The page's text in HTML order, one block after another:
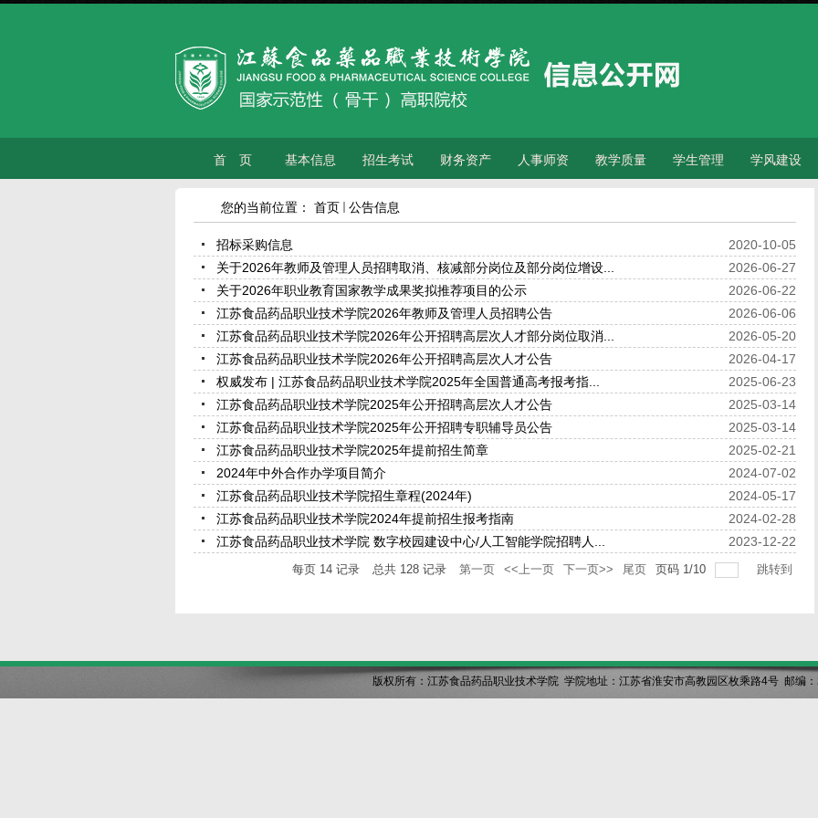
首 页 基本信息 招生考试 财务资产 人事师资 教学质量 学生管理 学风建设
您的当前位置： 首页 公告信息
招标采购信息
2020-10-05
关于2026年教师及管理人员招聘取消、核减部分岗位及部分岗位增设...
2026-06-27
关于2026年职业教育国家教学成果奖拟推荐项目的公示
2026-06-22
江苏食品药品职业技术学院2026年教师及管理人员招聘公告
2026-06-06
江苏食品药品职业技术学院2026年公开招聘高层次人才部分岗位取消...
2026-05-20
江苏食品药品职业技术学院2026年公开招聘高层次人才公告
2026-04-17
权威发布 | 江苏食品药品职业技术学院2025年全国普通高考报考指...
2025-06-23
江苏食品药品职业技术学院2025年公开招聘高层次人才公告
2025-03-14
江苏食品药品职业技术学院2025年公开招聘专职辅导员公告
2025-03-14
江苏食品药品职业技术学院2025年提前招生简章
2025-02-21
2024年中外合作办学项目简介
2024-07-02
江苏食品药品职业技术学院招生章程(2024年)
2024-05-17
江苏食品药品职业技术学院2024年提前招生报考指南
2024-02-28
江苏食品药品职业技术学院 数字校园建设中心/人工智能学院招聘人...
2023-12-22
每页 14 记录 总共 128 记录 第一页 <<上一页 下一页>> 尾页 页码 1/10 跳转到
版权所有：江苏食品药品职业技术学院 学院地址：江苏省淮安市高教园区枚乘路4号 邮编